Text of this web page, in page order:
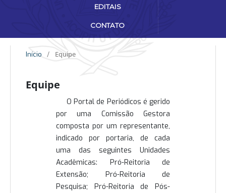
EDITAIS
CONTATO
Início / Equipe
Equipe
O Portal de Periódicos é gerido
por uma Comissão Gestora
composta por um representante,
indicado por portaria, de cada
uma das seguintes Unidades
Acadêmicas: Pró-Reitoria de
Extensão; Pró-Reitoria de
Pesquisa; Pró-Reitoria de Pós-